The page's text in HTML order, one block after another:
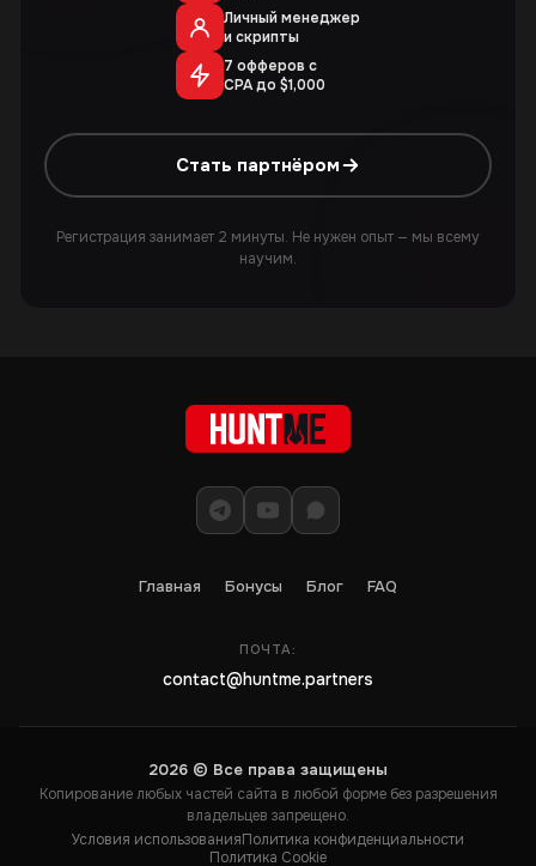
Личный менеджер
и скрипты
7 офферов с
CPA до $1,000
Стать партнёром
Регистрация занимает 2 минуты. Не нужен опыт — мы всему
научим.
Главная Бонусы Блог FAQ
ПОЧТА:
contact@huntme.partners
2026 © Все права защищены
Копирование любых частей сайта в любой форме без разрешения
владельцев запрещено.
Условия использованияПолитика конфиденциальности
Политика Cookie